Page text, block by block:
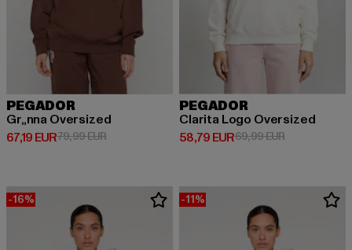
PEGADOR
Gr„nna Oversized
67,19 EUR
Ajankohtainen hinta: 67,19 EUR
79,99 EURKampanjahinta: 79,99 EUR
PEGADOR
Clarita Logo Oversized
58,79 EUR
Ajankohtainen hinta: 58,79 EUR
69,99 EUR
-16% -11%